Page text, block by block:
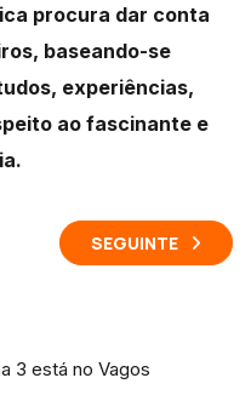
procura dar conta
baseando-se
experiências,
ao fascinante e
SEGUINTE
3 está no Vagos